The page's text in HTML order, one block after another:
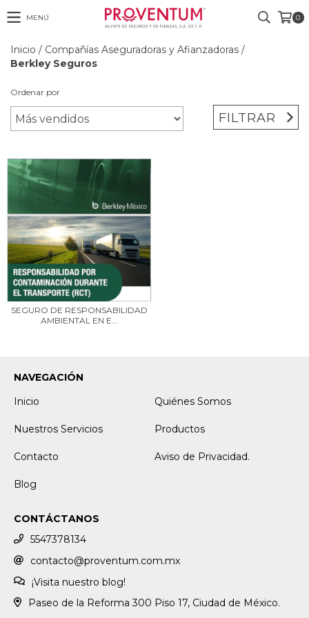
MENÚ 0
Inicio / Compañías Aseguradoras y Afianzadoras /
Berkley Seguros
Ordenar por
FILTRAR
SEGURO DE RESPONSABILIDAD
AMBIENTAL EN E...
NAVEGACIÓN
Inicio
Quiénes Somos
Nuestros Servicios Productos
Contacto Aviso de Privacidad.
Blog
CONTÁCTANOS
5547378134
contacto@proventum.com.mx
¡Visita nuestro blog!
Paseo de la Reforma 300 Piso 17, Ciudad de México.